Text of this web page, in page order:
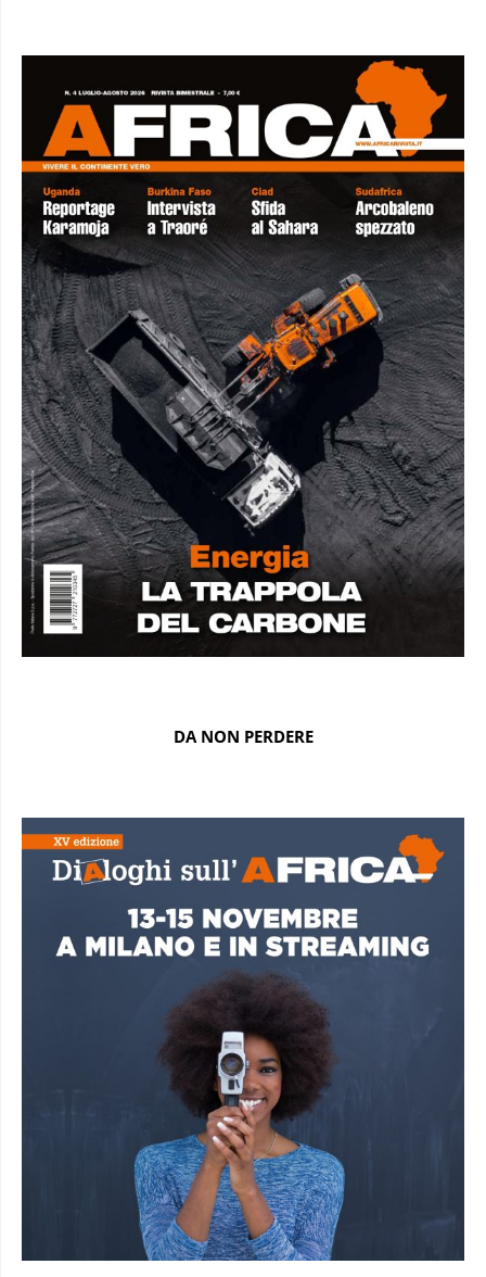
DA NON PERDERE